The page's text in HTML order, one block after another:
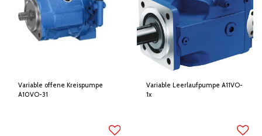
Variable offene Kreispumpe
A10VO-31
Variable Leerlaufpumpe A11VO-
1x